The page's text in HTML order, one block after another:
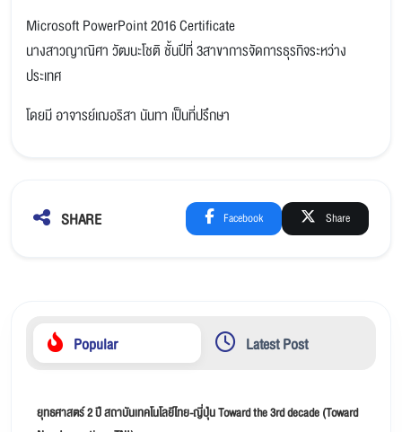
Microsoft PowerPoint 2016 Certificate
นางสาวญาณิศา วัฒนะโชติ ชั้นปีที่ 3สาขาการจัดการธุรกิจระหว่าง
ประเทศ
โดยมี อาจารย์เฌอริสา นันทา เป็นที่ปรึกษา
SHARE Facebook Share
Popular Latest Post
ยุทธศาสตร์ 2 ปี สถาบันเทคโนโลยีไทย-ญี่ปุ่น Toward the 3rd decade (Toward